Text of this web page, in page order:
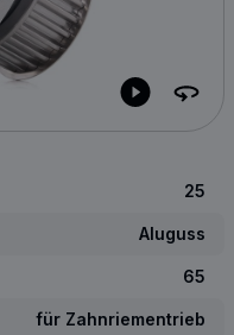
25
Aluguss
65
für Zahnriementrieb